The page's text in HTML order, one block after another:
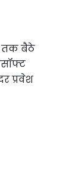
तक बैठे
प्रवेश